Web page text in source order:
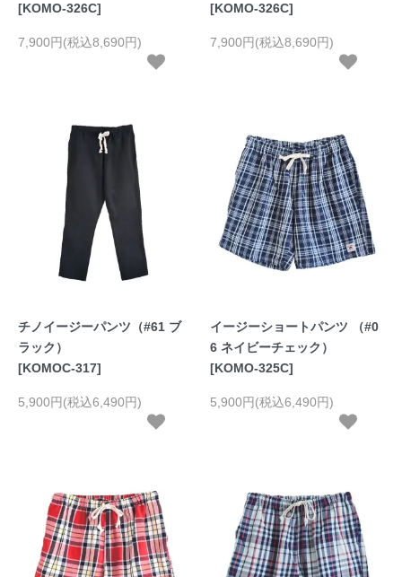
[KOMO-326C]
7,900円(税込8,690円)
[KOMO-326C]
7,900円(税込8,690円)
チノイージーパンツ（#61 ブ
ラック）
[KOMOC-317]
5,900円(税込6,490円)
イージーショートパンツ （#0
6 ネイビーチェック）
[KOMO-325C]
5,900円(税込6,490円)